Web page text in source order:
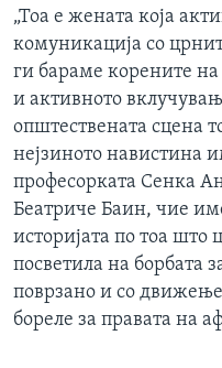
„Тоа е жената која
комуникација со
ги бараме корените
и активното
општествената сцена
нејзиното навистина
професорката Сенка
Беатриче Баин, чие
историјата по тоа што
посветила на борбата
поврзано и со
бореле за правата на